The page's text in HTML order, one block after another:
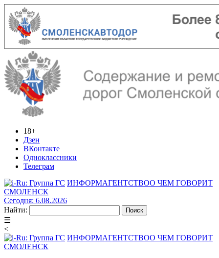
18+
Дзен
ВКонтакте
Одноклассники
Телеграм
ИНФОРМАГЕНТСТВОО ЧЕМ ГОВОРИТ
СМОЛЕНСК
Сегодня: 6.08.2026
Найти:
☰
<
ИНФОРМАГЕНТСТВОО ЧЕМ ГОВОРИТ
СМОЛЕНСК